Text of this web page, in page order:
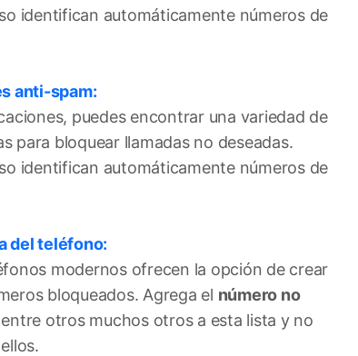
identifican automáticamente números de
anti-spam:
puedes encontrar una variedad de
para bloquear llamadas no deseadas.
identifican automáticamente números de
del teléfono:
modernos ofrecen la opción de crear
bloqueados. Agrega el número no
otros muchos otros a esta lista y no